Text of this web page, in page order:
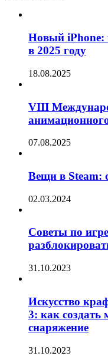
Новый iPhone:
в 2025 году
18.08.2025
VIII
07.08.2025
Вещи в Steam:
02.03.2024
Советы по
31.10.2023
Искусство
3: как
снаряжение
31.10.2023